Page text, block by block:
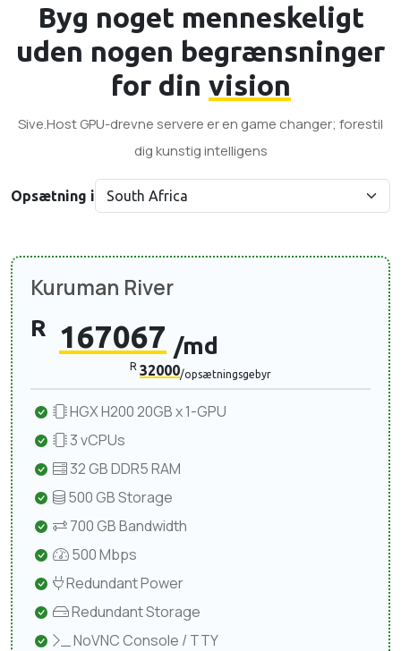
Byg noget menneskeligt
uden nogen begrænsninger
for din vision
Sive.Host GPU-drevne servere er en game changer; forestil
dig kunstig intelligens
Opsætning i
Kuruman River
R 167067 /md
R 32000/opsætningsgebyr
HGX H200 20GB x 1-GPU
3 vCPUs
32 GB DDR5 RAM
500 GB Storage
700 GB Bandwidth
500 Mbps
Redundant Power
Redundant Storage
NoVNC Console / TTY